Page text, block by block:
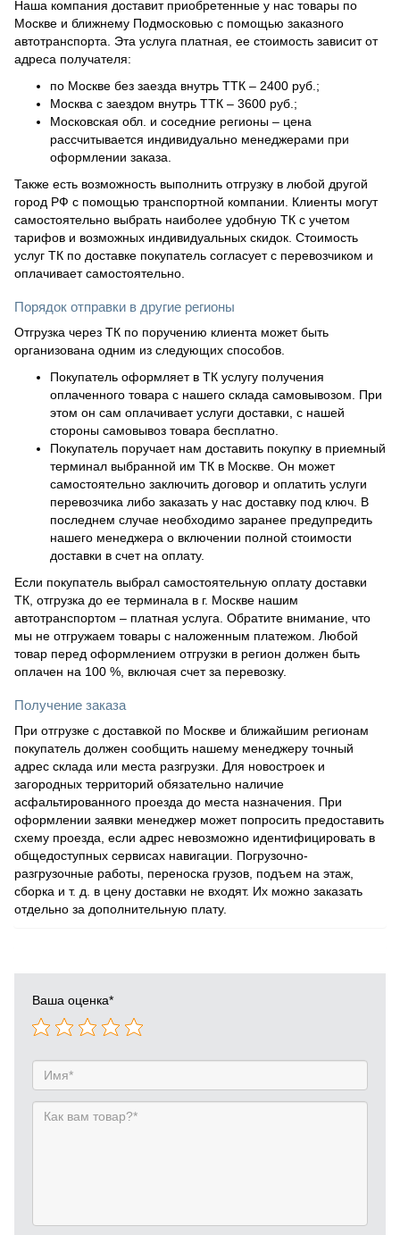
Наша компания доставит приобретенные у нас товары по
Москве и ближнему Подмосковью с помощью заказного
автотранспорта. Эта услуга платная, ее стоимость зависит от
адреса получателя:
по Москве без заезда внутрь ТТК – 2400 руб.;
Москва с заездом внутрь ТТК – 3600 руб.;
Московская обл. и соседние регионы – цена
рассчитывается индивидуально менеджерами при
оформлении заказа.
Также есть возможность выполнить отгрузку в любой другой
город РФ с помощью транспортной компании. Клиенты могут
самостоятельно выбрать наиболее удобную ТК с учетом
тарифов и возможных индивидуальных скидок. Стоимость
услуг ТК по доставке покупатель согласует с перевозчиком и
оплачивает самостоятельно.
Порядок отправки в другие регионы
Отгрузка через ТК по поручению клиента может быть
организована одним из следующих способов.
Покупатель оформляет в ТК услугу получения
оплаченного товара с нашего склада самовывозом. При
этом он сам оплачивает услуги доставки, с нашей
стороны самовывоз товара бесплатно.
Покупатель поручает нам доставить покупку в приемный
терминал выбранной им ТК в Москве. Он может
самостоятельно заключить договор и оплатить услуги
перевозчика либо заказать у нас доставку под ключ. В
последнем случае необходимо заранее предупредить
нашего менеджера о включении полной стоимости
доставки в счет на оплату.
Если покупатель выбрал самостоятельную оплату доставки
ТК, отгрузка до ее терминала в г. Москве нашим
автотранспортом – платная услуга. Обратите внимание, что
мы не отгружаем товары с наложенным платежом. Любой
товар перед оформлением отгрузки в регион должен быть
оплачен на 100 %, включая счет за перевозку.
Получение заказа
При отгрузке с доставкой по Москве и ближайшим регионам
покупатель должен сообщить нашему менеджеру точный
адрес склада или места разгрузки. Для новостроек и
загородных территорий обязательно наличие
асфальтированного проезда до места назначения. При
оформлении заявки менеджер может попросить предоставить
схему проезда, если адрес невозможно идентифицировать в
общедоступных сервисах навигации. Погрузочно-
разгрузочные работы, переноска грузов, подъем на этаж,
сборка и т. д. в цену доставки не входят. Их можно заказать
отдельно за дополнительную плату.
Ваша оценка*